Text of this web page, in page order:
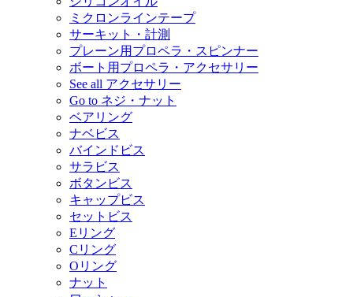
ミクロンラインテープ
サーキット・計測
プレーン用プロペラ・スピンナー
ボート用プロペラ・アクセサリー
See all アクセサリー
Go to ネジ・ナット
ベアリング
ナベビス
バインドビス
サラビス
ボタンビス
キャップビス
セットビス
Eリング
Cリング
Oリング
ナット